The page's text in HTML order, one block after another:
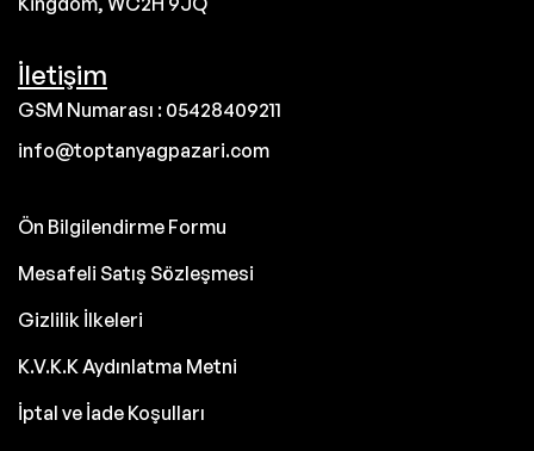
İletişim
GSM Numarası : 05428409211
info@toptanyagpazari.com
Ön Bilgilendirme Formu
Mesafeli Satış Sözleşmesi
Gizlilik İlkeleri
K.V.K.K Aydınlatma Metni
İptal ve İade Koşulları